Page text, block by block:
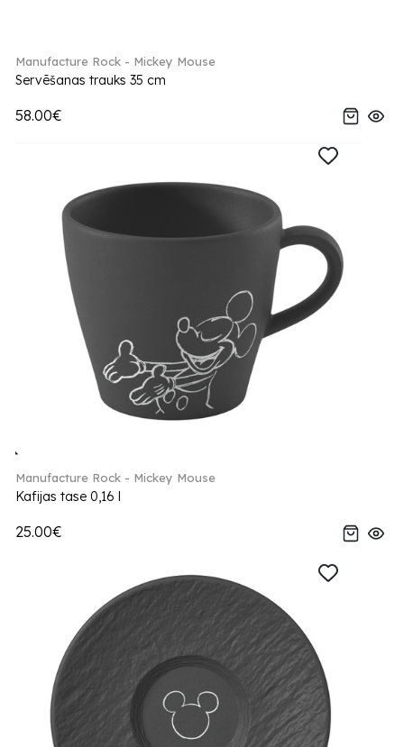
Manufacture Rock - Mickey Mouse
Servēšanas trauks 35 cm
58.00€
Manufacture Rock - Mickey Mouse
Kafijas tase 0,16 l
25.00€